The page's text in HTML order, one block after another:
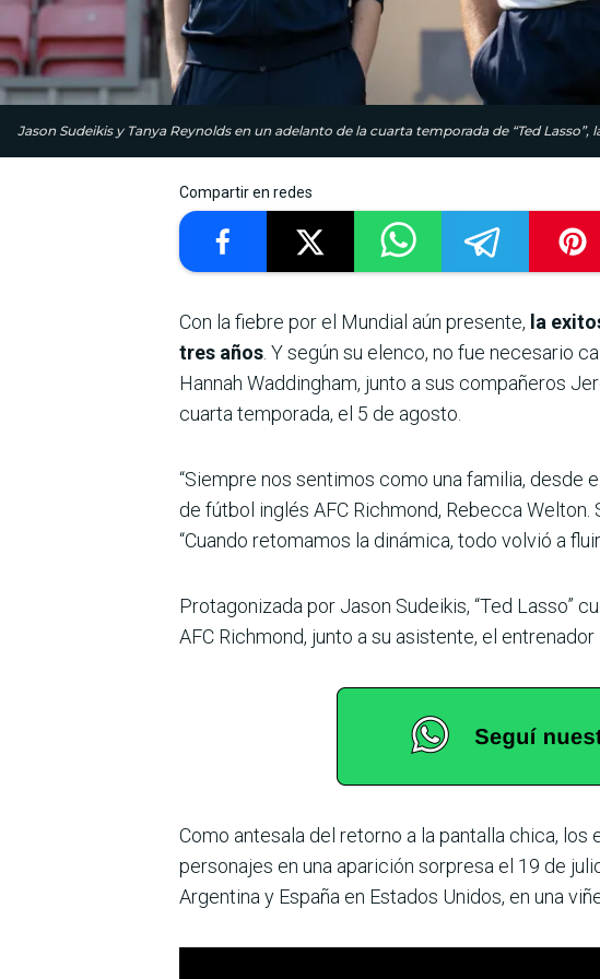
Jason Sudeikis y Tanya Reynolds en un adelanto de la cuarta temporada de “Ted
Compartir en redes
Con la fiebre por el Mundial aún presente, la
tres años . Y según su elenco, no fue necesario
Hannah Waddingham, junto a sus compañeros
cuarta temporada, el 5 de agosto.
“Siempre nos sentimos como una familia, desde
de fútbol inglés AFC Richmond, Rebecca
“Cuando retomamos la dinámica, todo volvió a fluir
Protagonizada por Jason Sudeikis, “Ted Lasso”
AFC Richmond, junto a su asistente, el entrenador
Como antesala del retorno a la pantalla chica,
personajes en una aparición sorpresa el 19 de
Argentina y España en Estados Unidos, en una